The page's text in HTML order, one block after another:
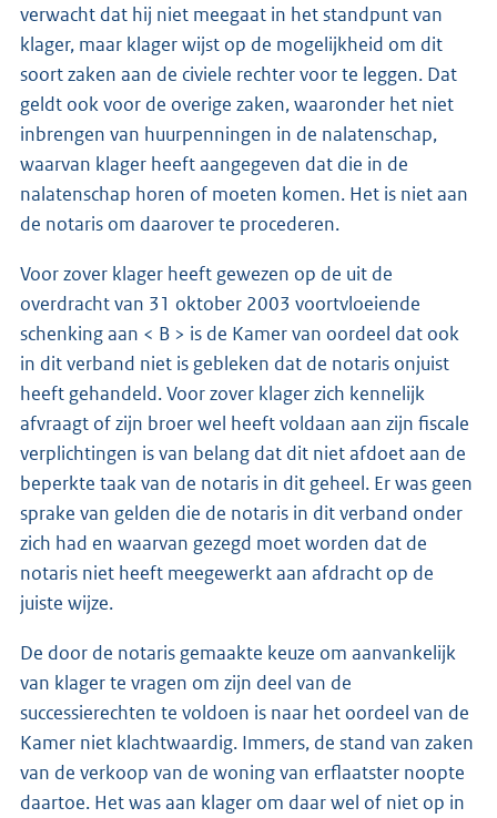
verwacht dat hij niet meegaat in het standpunt van
klager, maar klager wijst op de mogelijkheid om dit
soort zaken aan de civiele rechter voor te leggen. Dat
geldt ook voor de overige zaken, waaronder het niet
inbrengen van huurpenningen in de nalatenschap,
waarvan klager heeft aangegeven dat die in de
nalatenschap horen of moeten komen. Het is niet aan
de notaris om daarover te procederen.
Voor zover klager heeft gewezen op de uit de
overdracht van 31 oktober 2003 voortvloeiende
schenking aan < B > is de Kamer van oordeel dat ook
in dit verband niet is gebleken dat de notaris onjuist
heeft gehandeld. Voor zover klager zich kennelijk
afvraagt of zijn broer wel heeft voldaan aan zijn fiscale
verplichtingen is van belang dat dit niet afdoet aan de
beperkte taak van de notaris in dit geheel. Er was geen
sprake van gelden die de notaris in dit verband onder
zich had en waarvan gezegd moet worden dat de
notaris niet heeft meegewerkt aan afdracht op de
juiste wijze.
De door de notaris gemaakte keuze om aanvankelijk
van klager te vragen om zijn deel van de
successierechten te voldoen is naar het oordeel van de
Kamer niet klachtwaardig. Immers, de stand van zaken
van de verkoop van de woning van erflaatster noopte
daartoe. Het was aan klager om daar wel of niet op in